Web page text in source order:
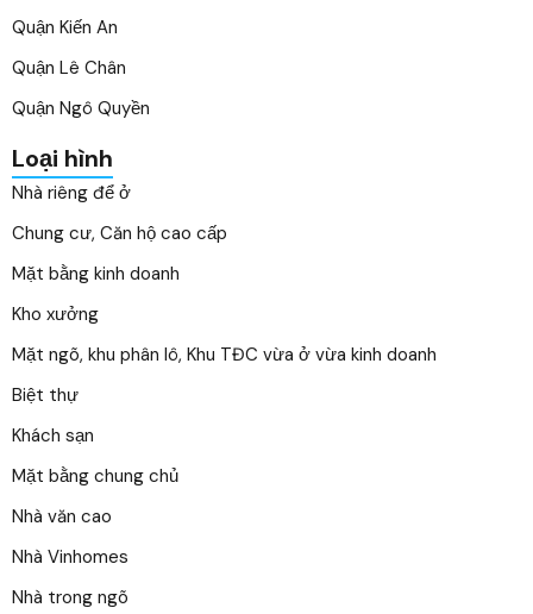
Quận Kiến An
Quận Lê Chân
Quận Ngô Quyền
Loại hình
Nhà riêng để ở
Chung cư, Căn hộ cao cấp
Mặt bằng kinh doanh
Kho xưởng
Mặt ngõ, khu phân lô, Khu TĐC vừa ở vừa kinh doanh
Biệt thự
Khách sạn
Mặt bằng chung chủ
Nhà văn cao
Nhà Vinhomes
Nhà trong ngõ